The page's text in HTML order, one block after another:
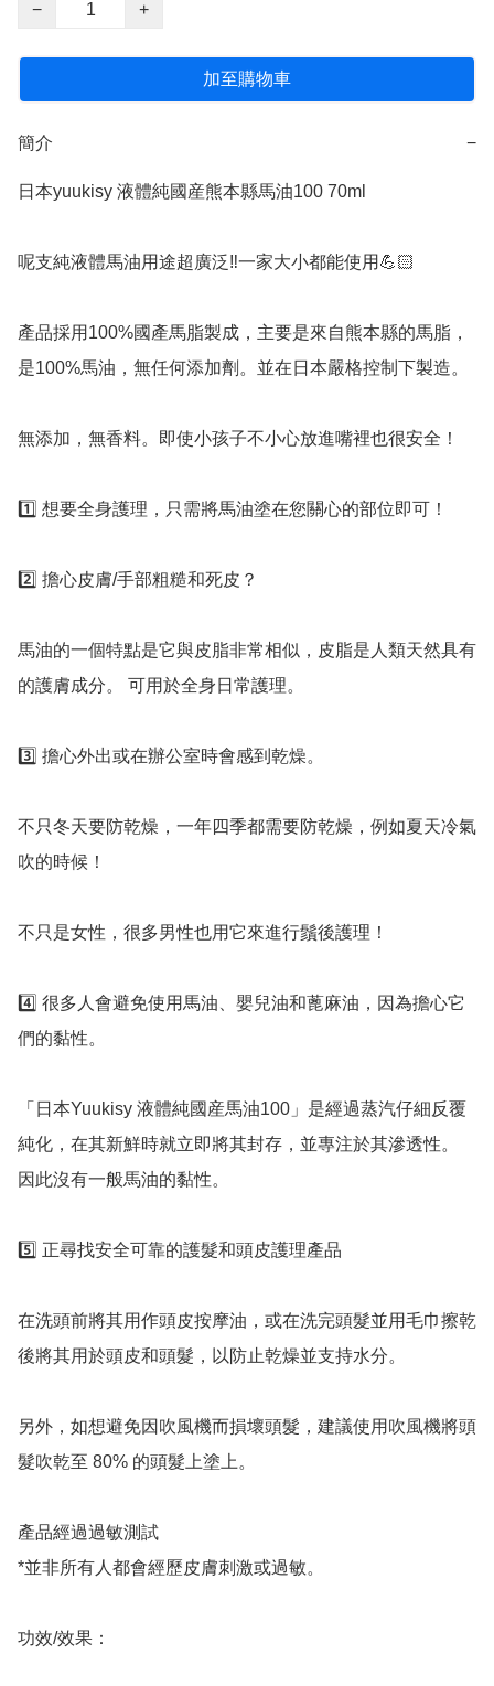
−
+
加至購物車
簡介 −
日本yuukisy 液體純國産熊本縣馬油100 70ml
呢支純液體馬油用途超廣泛‼️一家大小都能使用💪🏻
產品採用100%國產馬脂製成，主要是來自熊本縣的馬脂，
是100%馬油，無任何添加劑。並在日本嚴格控制下製造。
無添加，無香料。即使小孩子不小心放進嘴裡也很安全！
1️⃣ 想要全身護理，只需將馬油塗在您關心的部位即可！
2️⃣ 擔心皮膚/手部粗糙和死皮？
馬油的一個特點是它與皮脂非常相似，皮脂是人類天然具有
的護膚成分。 可用於全身日常護理。
3️⃣ 擔心外出或在辦公室時會感到乾燥。
不只冬天要防乾燥，一年四季都需要防乾燥，例如夏天冷氣
吹的時候！
不只是女性，很多男性也用它來進行鬚後護理！
4️⃣ 很多人會避免使用馬油、嬰兒油和蓖麻油，因為擔心它
們的黏性。
「日本Yuukisy 液體純國産馬油100」是經過蒸汽仔細反覆
純化，在其新鮮時就立即將其封存，並專注於其滲透性。
因此沒有一般馬油的黏性。
5️⃣ 正尋找安全可靠的護髮和頭皮護理產品
在洗頭前將其用作頭皮按摩油，或在洗完頭髮並用毛巾擦乾
後將其用於頭皮和頭髮，以防止乾燥並支持水分。
另外，如想避免因吹風機而損壞頭髮，建議使用吹風機將頭
髮吹乾至 80% 的頭髮上塗上。
產品經過過敏測試
*並非所有人都會經歷皮膚刺激或過敏。
功效/效果：